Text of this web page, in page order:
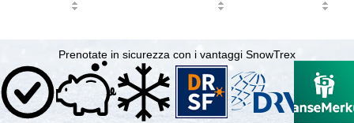
Prenotate in sicurezza con i vantaggi SnowTrex